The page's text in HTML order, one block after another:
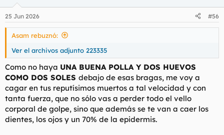
25 Jun 2026 #56
Asam rebuznó:
Ver el archivos adjunto 223335
Como no haya UNA BUENA POLLA Y DOS HUEVOS
COMO DOS SOLES debajo de esas bragas, me voy a
cagar en tus reputísimos muertos a tal velocidad y con
tanta fuerza, que no sólo vas a perder todo el vello
corporal de golpe, sino que además se te van a caer los
dientes, los ojos y un 70% de la epidermis.